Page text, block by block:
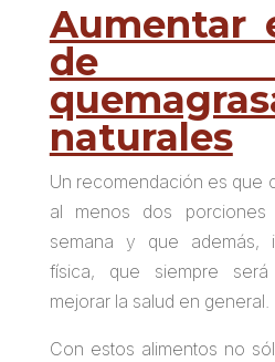
Aumentar
de
naturales
Un recomendación es que
al menos dos
semana y que además,
física, que siempre será
mejorar la salud en general.
Con estos alimentos no